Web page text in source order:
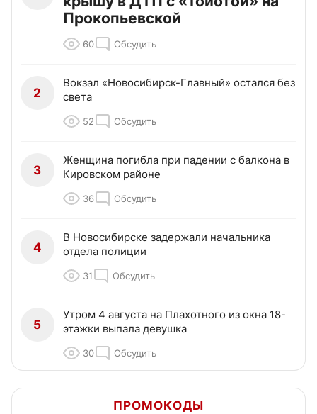
Прокопьевской
60 Обсудить
2
Вокзал «Новосибирск-Главный» остался без
света
52 Обсудить
3
Женщина погибла при падении с балкона в
Кировском районе
36 Обсудить
4
В Новосибирске задержали начальника
отдела полиции
31 Обсудить
5
Утром 4 августа на Плахотного из окна 18-
этажки выпала девушка
30 Обсудить
ПРОМОКОДЫ